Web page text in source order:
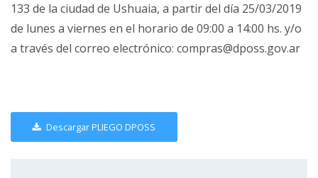
133 de la ciudad de Ushuaia, a partir del día 25/03/2019
de lunes a viernes en el horario de 09:00 a 14:00 hs. y/o
a través del correo electrónico: compras@dposs.gov.ar
Descargar PLIEGO DPOSS